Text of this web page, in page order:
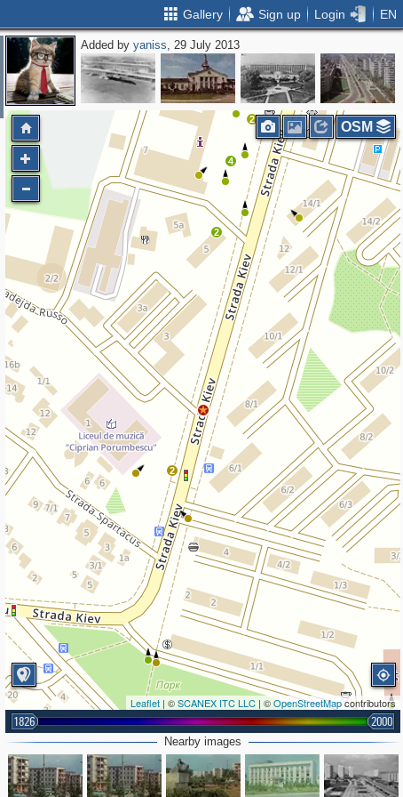
Gallery Sign up Login EN
Added byyaniss, 29 July 2013
3
2
2
4
2
2
2
Leaflet | ©SCANEX ITC LLC | ©OpenStreetMapcontributors
1826 2000
OSM
Nearby images